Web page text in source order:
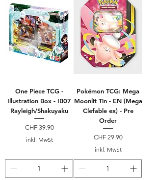
One Piece TCG -
Illustration Box - IB07
Rayleigh/Shakuyaku
Preis
CHF 39.90
inkl. MwSt
Pokémon TCG: Mega
Moonlit Tin - EN (Mega
Clefable ex) - Pre
Order
Preis
CHF 29.90
inkl. MwSt